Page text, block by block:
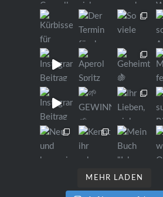
MEHR LADEN